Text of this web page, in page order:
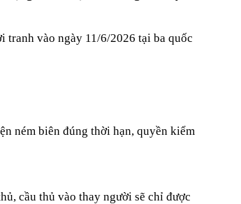
vào ngày 11/6/2026 tại ba quốc
ném biên đúng thời hạn, quyền kiểm
cầu thủ vào thay người sẽ chỉ được